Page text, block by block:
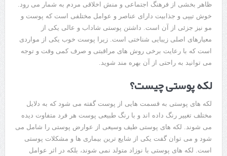
طراحی در خدمت نظم؛ از قفسه ‌های یک‌ طرفه تا دو طرفه، روایت
هوشمندی در معماری فروشگاه
ظاهر بخشی از فرهنگ اجتماعی و منش اخلاقی مردم به شمار می رود.
خوش تیپی و جذابیت دارای عناصر و عوامل مختلفی است که پوست و
مو نیز جزئی از آن است. داشتن پوستی شاداب و عالی یکی از
معیارهای اصلی زیبایی شناختی است. زیرا پوست خوب یکی از مواردی
است که با رعایت برخی روش های مراقبتی و صرف کمی وقت و توجه
می توانید به راحتی از آن بهره مند شوید.
لکه پوستی چیست؟
لکه های پوستی به قسمت هایی از پوست گفته می شود که به دلایل
مختلف تغییر رنگ داده اند و با رنگ طبیعی پوست هر فرد متفاوت دیده
می شوند. لکه های پوستی طیف وسیعی از عوارض پوستی را شامل می
شود و می توان گفت یکی از شایع ترین بیماری ها و مشکلات پوستی
است. لکه های پوستی با نوزاد متولد نمی شوند، بلکه در اثر عوامل